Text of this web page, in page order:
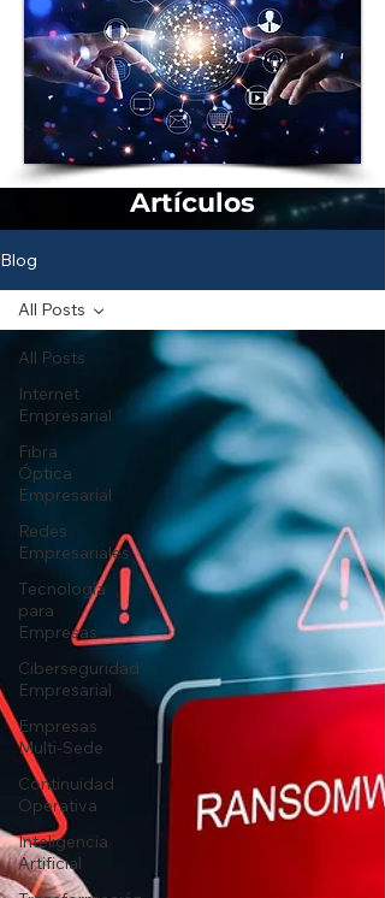
Artículos
Blog
All Posts
Internet
Empresarial
Fibra
Óptica
Empresarial
Redes
Empresariales
Tecnología
para
Empresas
Ciberseguridad
Empresarial
Empresas
Multi-Sede
Continuidad
Operativa
Inteligencia
Artificial
All Posts